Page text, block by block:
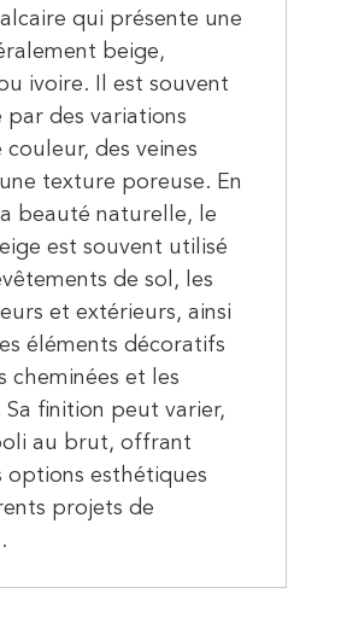
qui présente une
beige,
ivoire. Il est souvent
par des variations
des veines
texture poreuse. En
beauté naturelle, le
est souvent utilisé
de sol, les
et extérieurs, ainsi
éléments décoratifs
cheminées et les
finition peut varier,
au brut, offrant
options esthétiques
projets de